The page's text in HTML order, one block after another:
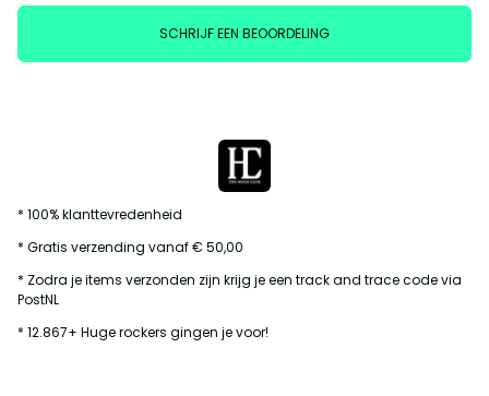
SCHRIJF EEN BEOORDELING
* 100% klanttevredenheid
* Gratis verzending vanaf € 50,00
* Zodra je items verzonden zijn krijg je een track and trace code via
PostNL
* 12.867+ Huge rockers gingen je voor!